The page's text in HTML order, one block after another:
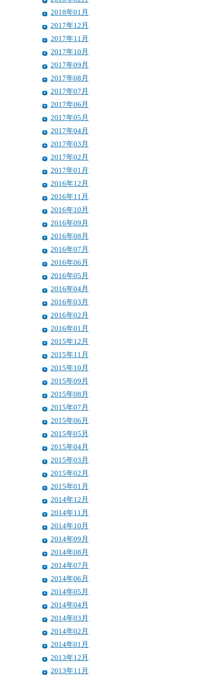
2018年01月
2017年12月
2017年11月
2017年10月
2017年09月
2017年08月
2017年07月
2017年06月
2017年05月
2017年04月
2017年03月
2017年02月
2017年01月
2016年12月
2016年11月
2016年10月
2016年09月
2016年08月
2016年07月
2016年06月
2016年05月
2016年04月
2016年03月
2016年02月
2016年01月
2015年12月
2015年11月
2015年10月
2015年09月
2015年08月
2015年07月
2015年06月
2015年05月
2015年04月
2015年03月
2015年02月
2015年01月
2014年12月
2014年11月
2014年10月
2014年09月
2014年08月
2014年07月
2014年06月
2014年05月
2014年04月
2014年03月
2014年02月
2014年01月
2013年12月
2013年11月